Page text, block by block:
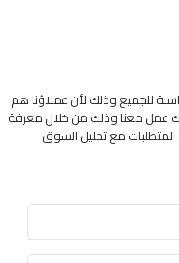
للجميع وذلك لأن عملاؤنا هم
عمل معنا وذلك من خلال معرفة
المتطلبات مع تحليل السوق